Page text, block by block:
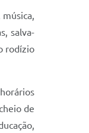
salva-
rodízio
de